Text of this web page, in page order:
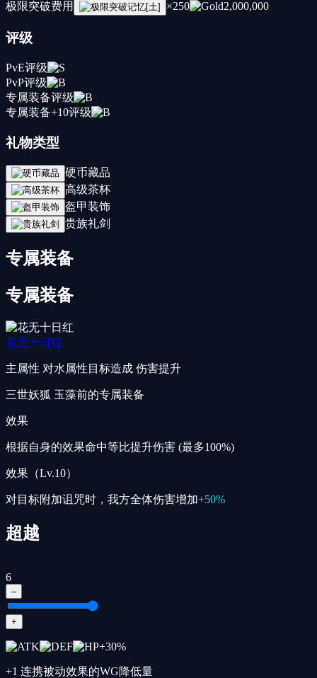
极限突破费用 ×250 2,000,000
评级
PvE评级
PvP评级
专属装备评级
专属装备+10评级
礼物类型
硬币藏品
高级茶杯
盔甲装饰
贵族礼剑
专属装备
专属装备
花无十日红
主属性 对水属性目标造成 伤害提升
三世妖狐 玉藻前的专属装备
效果
根据自身的效果命中等比提升伤害 (最多100%)
效果（Lv.10）
对目标附加诅咒时，我方全体伤害增加+50%
超越
6
–
+
+30%
+1 连携被动效果的WG降低量